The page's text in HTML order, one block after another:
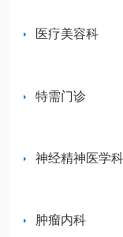
医疗美容科
特需门诊
神经精神医学科
肿瘤内科